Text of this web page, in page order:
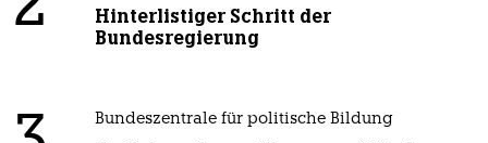
Hinterlistiger Schritt der
Bundesregierung
Bundeszentrale für politische Bildung